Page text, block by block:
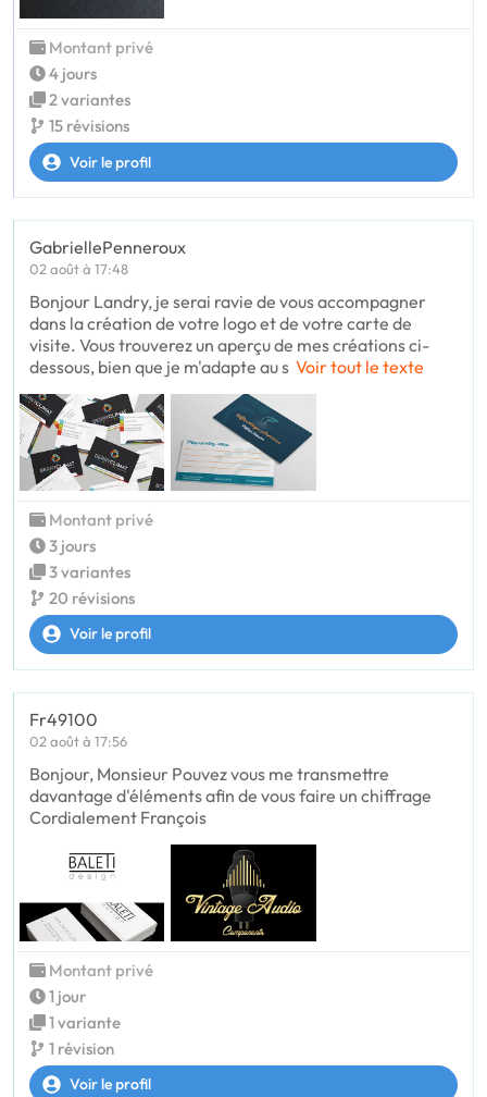
Montant privé
4 jours
2 variantes
15 révisions
Voir le profil
GabriellePenneroux
02 août à 17:48
Bonjour Landry, je serai ravie de vous accompagner
dans la création de votre logo et de votre carte de
visite. Vous trouverez un aperçu de mes créations ci-
dessous, bien que je m'adapte au s Voir tout le texte
Montant privé
3 jours
3 variantes
20 révisions
Voir le profil
Fr49100
02 août à 17:56
Bonjour, Monsieur Pouvez vous me transmettre
davantage d'éléments afin de vous faire un chiffrage
Cordialement François
Montant privé
1 jour
1 variante
1 révision
Voir le profil